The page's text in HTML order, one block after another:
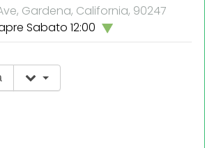
Gardena, California, 90247
Sabato 12:00